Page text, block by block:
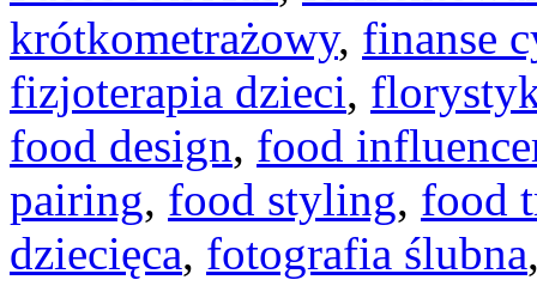
krótkometrażowy, finanse
fizjoterapia dzieci,
food design, food
pairing, food styling, food
dziecięca, fotografia ślubna